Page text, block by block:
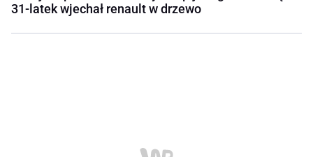
31-latek wjechał renault w drzewo